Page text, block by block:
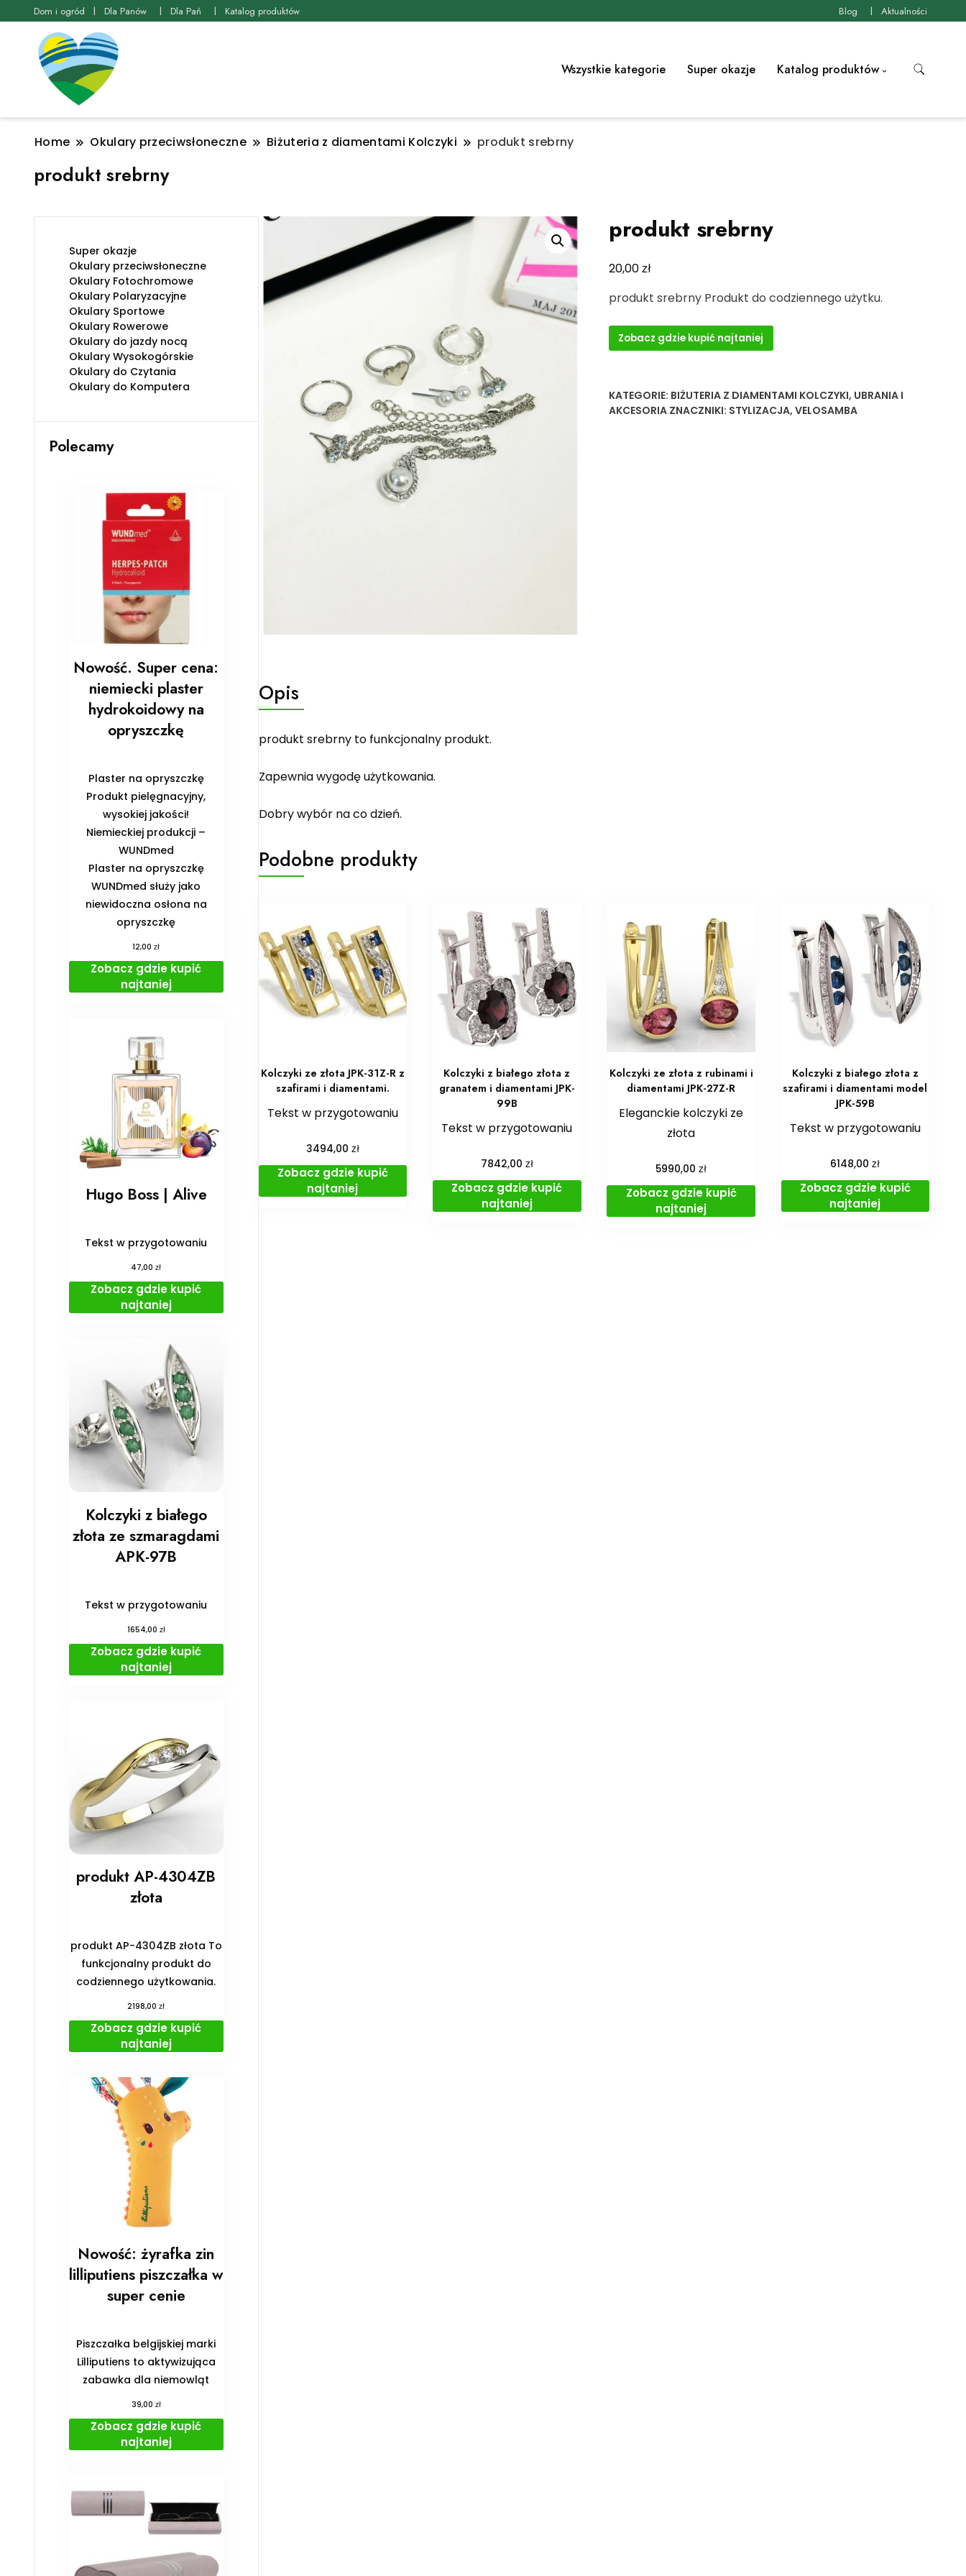
Dom i ogród Dla Panów Dla Pań Katalog produktów Blog Aktualności
Wszystkie kategorie Super okazje Katalog produktów
Home Okulary przeciwsłoneczne Biżuteria z diamentami Kolczyki produkt srebrny
produkt srebrny
produkt srebrny
20,00zł
produkt srebrny Produkt do codziennego użytku.
Zobacz gdzie kupić najtaniej
KATEGORIE: BIŻUTERIA Z DIAMENTAMI KOLCZYKI, UBRANIA I
AKCESORIA ZNACZNIKI: STYLIZACJA, VELOSAMBA
Opis
produkt srebrny to funkcjonalny produkt.
Zapewnia wygodę użytkowania.
Dobry wybór na co dzień.
Podobne produkty
Kolczyki ze złota JPK-31Z-R z
szafirami i diamentami.
Tekst w przygotowaniu
3494,00 zł
Zobacz gdzie kupić
najtaniej
Kolczyki z białego złota z
granatem i diamentami JPK-
99B
Tekst w przygotowaniu
7842,00 zł
Zobacz gdzie kupić
najtaniej
Kolczyki ze złota z rubinami i
diamentami JPK-27Z-R
Eleganckie kolczyki ze
złota
5990,00zł
Zobacz gdzie kupić
najtaniej
Kolczyki z białego złota z
szafirami i diamentami model
JPK-59B
Tekst w przygotowaniu
6148,00zł
Zobacz gdzie kupić
najtaniej
Super okazje
Okulary przeciwsłoneczne
Okulary Fotochromowe
Okulary Polaryzacyjne
Okulary Sportowe
Okulary Rowerowe
Okulary do jazdy nocą
Okulary Wysokogórskie
Okulary do Czytania
Okulary do Komputera
Polecamy
Nowość. Super cena:
niemiecki plaster
hydrokoidowy na
opryszczkę
Plaster na opryszczkę
Produkt pielęgnacyjny,
wysokiej jakości!
Niemieckiej produkcji –
WUNDmed
Plaster na opryszczkę
WUNDmed służy jako
niewidoczna osłona na
opryszczkę
12,00zł
Zobacz gdzie kupić
najtaniej
Hugo Boss | Alive
Tekst w przygotowaniu
47,00zł
Zobacz gdzie kupić
najtaniej
Kolczyki z białego
złota ze szmaragdami
APK-97B
Tekst w przygotowaniu
1654,00 zł
Zobacz gdzie kupić
najtaniej
produkt AP-4304ZB
złota
produkt AP-4304ZB złota To
funkcjonalny produkt do
codziennego użytkowania.
2198,00zł
Zobacz gdzie kupić
najtaniej
Nowość: żyrafka zin
lilliputiens piszczałka w
super cenie
Piszczałka belgijskiej marki
Lilliputiens to aktywizująca
zabawka dla niemowląt
39,00 zł
Zobacz gdzie kupić
najtaniej